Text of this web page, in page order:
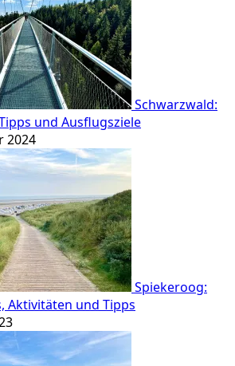
Schwarzwald:
und Ausflugsziele
2024
Spiekeroog:
Aktivitäten und Tipps